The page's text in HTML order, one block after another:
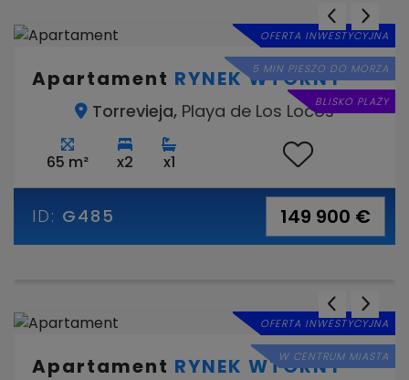
OFERTA INWESTYCYJNA
5 MIN PIESZO DO MORZA
BLISKO PLAŻY
Apartament RYNEK WTÓRNY
Torrevieja, Playa de Los Locos
65 m² x2 x1
ID: G485 149 900 €
OFERTA INWESTYCYJNA
W CENTRUM MIASTA
Apartament RYNEK WTÓRNY